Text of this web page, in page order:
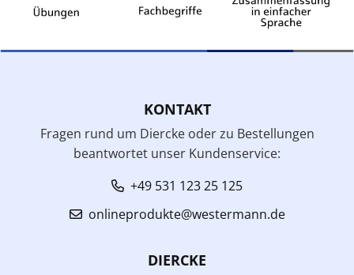
KONTAKT
Fragen rund um Diercke oder zu Bestellungen
beantwortet unser Kundenservice:
+49 531 123 25 125
onlineprodukte@westermann.de
DIERCKE